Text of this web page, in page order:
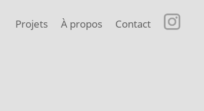
Projets À propos Contact